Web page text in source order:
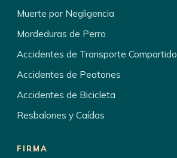
Muerte por Negligencia
Mordeduras de Perro
Accidentes de Transporte Compartido
Accidentes de Peatones
Accidentes de Bicicleta
Resbalones y Caídas
FIRMA